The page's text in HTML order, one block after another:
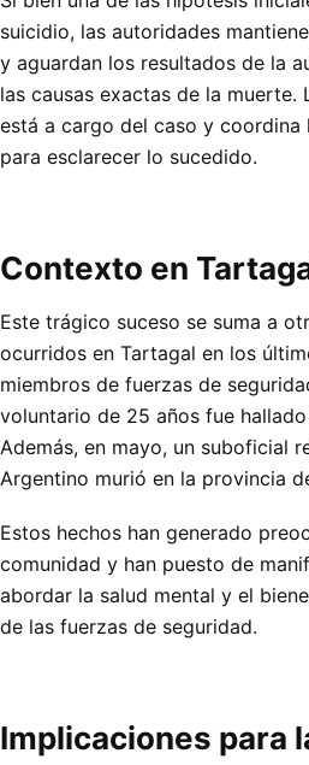
suicidio, las autoridades
y aguardan los resultados de la
las causas exactas de la muerte.
está a cargo del caso y coordina
para esclarecer lo sucedido.
Contexto en
Este trágico suceso se suma a
ocurridos en Tartagal en los
miembros de fuerzas de
voluntario de 25 años fue
Además, en mayo, un suboficial
Argentino murió en la provincia
Estos hechos han generado
comunidad y han puesto de
abordar la salud mental y el
de las fuerzas de seguridad.
Implicaciones para